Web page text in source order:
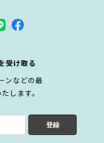
受け取る
ンなどの最
します。
登録